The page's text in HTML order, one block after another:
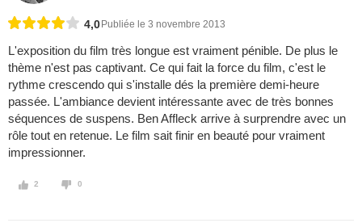
4,0 Publiée le 3 novembre 2013
L'exposition du film très longue est vraiment pénible. De plus le
thème n'est pas captivant. Ce qui fait la force du film, c'est le
rythme crescendo qui s'installe dés la première demi-heure
passée. L'ambiance devient intéressante avec de très bonnes
séquences de suspens. Ben Affleck arrive à surprendre avec un
rôle tout en retenue. Le film sait finir en beauté pour vraiment
impressionner.
2 0